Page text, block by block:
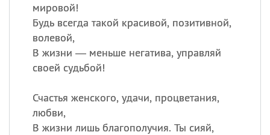
мировой!
Будь всегда такой красивой, позитивной,
волевой,
В жизни — меньше негатива, управляй
своей судьбой!
Счастья женского, удачи, процветания,
любви,
В жизни лишь благополучия. Ты сияй,